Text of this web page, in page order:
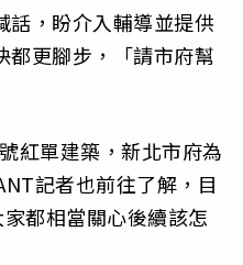
話，盼介入輔導並提供
都更腳步，「請市府幫
紅單建築，新北市府為
記者也前往了解，目
都相當關心後續該怎